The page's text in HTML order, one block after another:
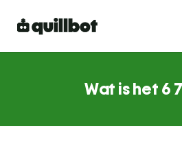
Wat is het 6